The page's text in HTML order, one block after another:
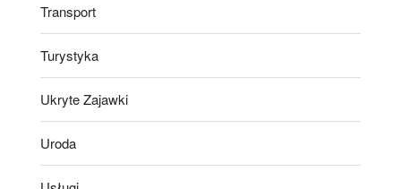
Transport
Turystyka
Ukryte Zajawki
Uroda